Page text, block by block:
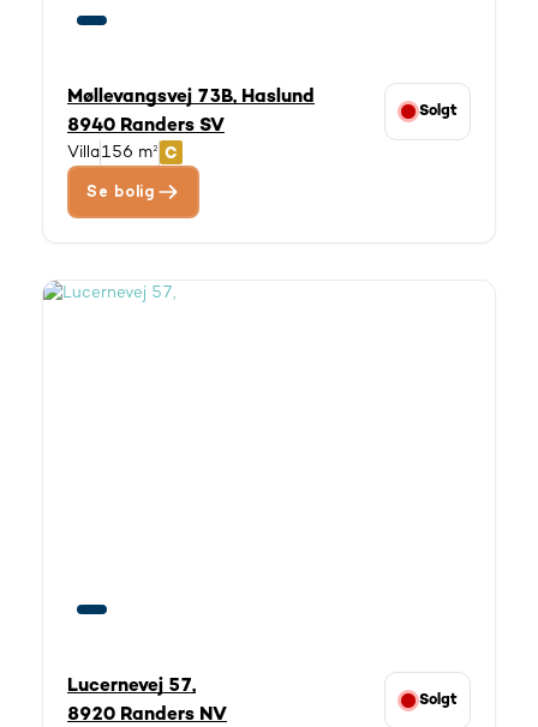
Møllevangsvej 73B, Haslund
8940 Randers SV
Solgt
Villa156 m²
Se bolig
Lucernevej 57,
8920 Randers NV
Solgt